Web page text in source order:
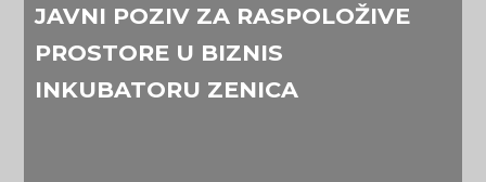
JAVNI POZIV ZA RASPOLOŽIVE
PROSTORE U BIZNIS
INKUBATORU ZENICA